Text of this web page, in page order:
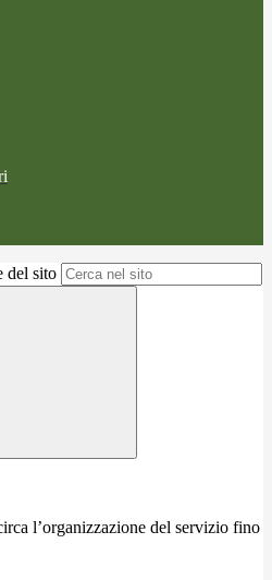
del sito
l’organizzazione del servizio fino